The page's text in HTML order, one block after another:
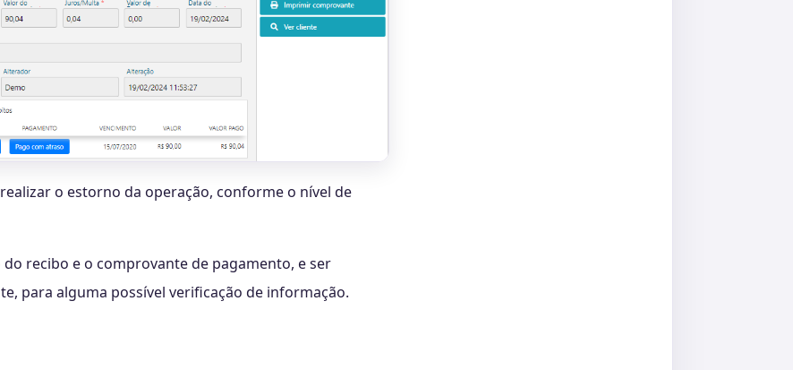
o estorno da operação, conforme o nível de
recibo e o comprovante de pagamento, e ser
para alguma possível verificação de informação.